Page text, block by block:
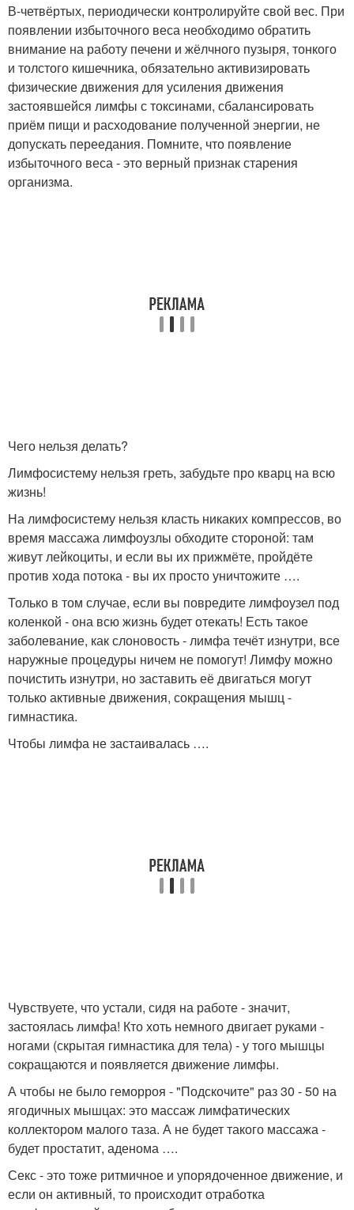
В-четвёртых, периодически контролируйте свой вес. При
появлении избыточного веса необходимо обратить
внимание на работу печени и жёлчного пузыря, тонкого
и толстого кишечника, обязательно активизировать
физические движения для усиления движения
застоявшейся лимфы с токсинами, сбалансировать
приём пищи и расходование полученной энергии, не
допускать переедания. Помните, что появление
избыточного веса - это верный признак старения
организма.
Чего нельзя делать?
Лимфосистему нельзя греть, забудьте про кварц на всю
жизнь!
На лимфосистему нельзя класть никаких компрессов, во
время массажа лимфоузлы обходите стороной: там
живут лейкоциты, и если вы их прижмёте, пройдёте
против хода потока - вы их просто уничтожите ….
Только в том случае, если вы повредите лимфоузел под
коленкой - она всю жизнь будет отекать! Есть такое
заболевание, как слоновость - лимфа течёт изнутри, все
наружные процедуры ничем не помогут! Лимфу можно
почистить изнутри, но заставить её двигаться могут
только активные движения, сокращения мышц -
гимнастика.
Чтобы лимфа не застаивалась ….
Чувствуете, что устали, сидя на работе - значит,
застоялась лимфа! Кто хоть немного двигает руками -
ногами (скрытая гимнастика для тела) - у того мышцы
сокращаются и появляется движение лимфы.
А чтобы не было геморроя - "Подскочите" раз 30 - 50 на
ягодичных мышцах: это массаж лимфатических
коллектором малого таза. А не будет такого массажа -
будет простатит, аденома ….
Секс - это тоже ритмичное и упорядоченное движение, и
если он активный, то происходит отработка